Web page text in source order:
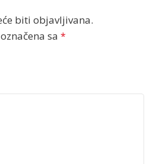
biti objavljivana.
sa *